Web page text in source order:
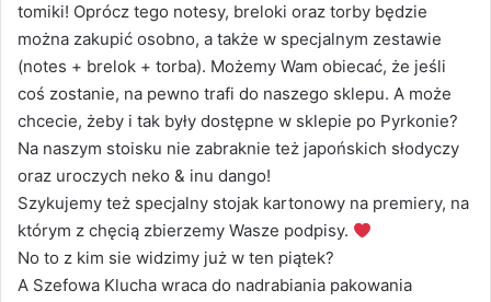
tomiki! Oprócz tego notesy, breloki oraz torby będzie
można zakupić osobno, a także w specjalnym zestawie
(notes + brelok + torba). Możemy Wam obiecać, że jeśli
coś zostanie, na pewno trafi do naszego sklepu. A może
chcecie, żeby i tak były dostępne w sklepie po Pyrkonie?
Na naszym stoisku nie zabraknie też japońskich słodyczy
oraz uroczych neko & inu dango!
Szykujemy też specjalny stojak kartonowy na premiery, na
którym z chęcią zbierzemy Wasze podpisy.
No to z kim sie widzimy już w ten piątek?
A Szefowa Klucha wraca do nadrabiania pakowania